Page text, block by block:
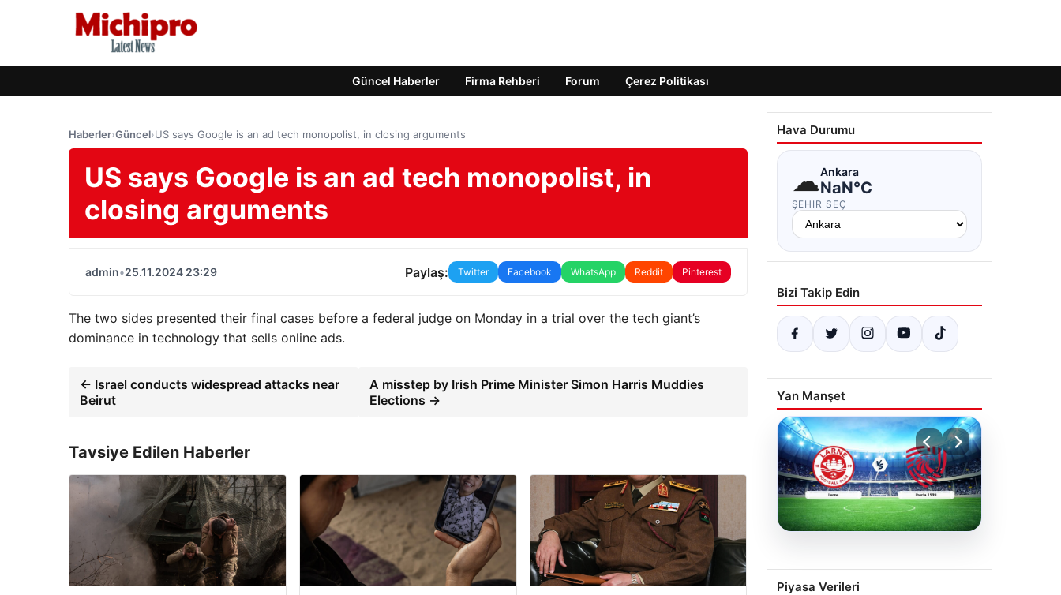
Güncel Haberler Firma Rehberi Forum Çerez Politikası
Haberler›Güncel›US says Google is an ad tech monopolist, in closing arguments
US says Google is an ad tech monopolist, in
closing arguments
admin•25.11.2024 23:29 Paylaş: Twitter Facebook WhatsApp Reddit Pinterest
The two sides presented their final cases before a federal judge on Monday in a trial over the tech giant’s
dominance in technology that sells online ads.
← Israel conducts widespread attacks near
Beirut
A misstep by Irish Prime Minister Simon Harris Muddies
Elections →
Tavsiye Edilen Haberler
Hava Durumu
☁Ankara
NaN°C
ŞEHIR SEÇ
Bizi Takip Edin
Yan Manşet
04.08.2026
(Özet) Larne – Iberia
Piyasa Verileri